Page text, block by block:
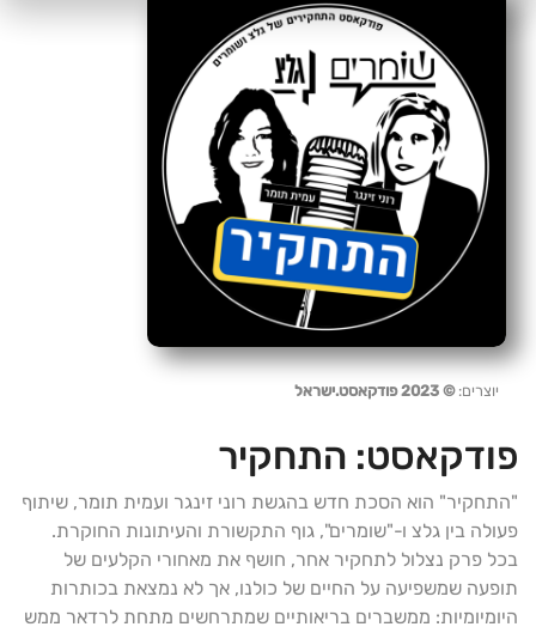
יוצרים:© 2023 פודקאסט.ישראל
פודקאסט: התחקיר
"התחקיר" הוא הסכת חדש בהגשת רוני זינגר ועמית תומר, שיתוף
פעולה בין גלצ ו-"שומרים", גוף התקשורת והעיתונות החוקרת.
בכל פרק נצלול לתחקיר אחר, חושף את מאחורי הקלעים של
תופעה שמשפיעה על החיים של כולנו, אך לא נמצאת בכותרות
היומיומיות: ממשברים בריאותיים שמתרחשים מתחת לרדאר ממש